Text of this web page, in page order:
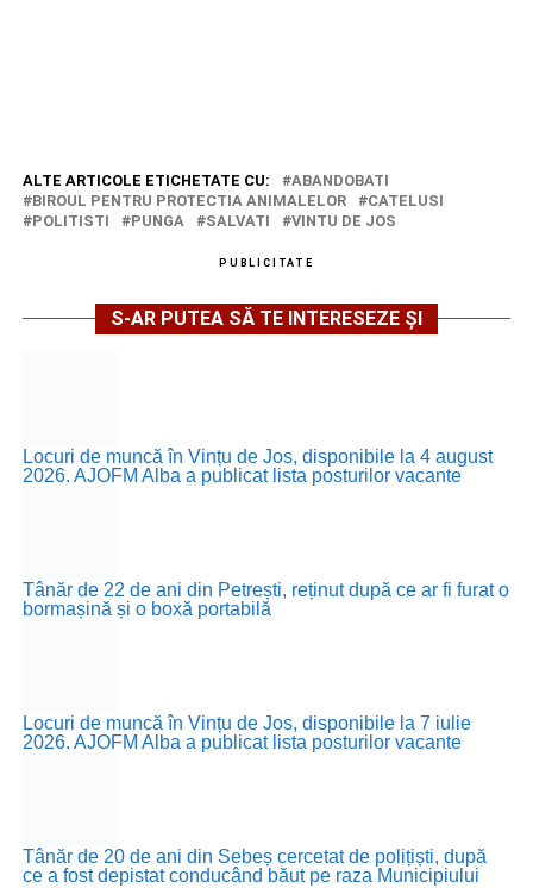
ALTE ARTICOLE ETICHETATE CU:
ABANDOBATI
BIROUL PENTRU PROTECTIA ANIMALELOR
CATELUSI
POLITISTI
PUNGA SALVATI VINTU DE JOS
PUBLICITATE
S-AR PUTEA SĂ TE INTERESEZE ȘI
Locuri de muncă în Vințu de Jos, disponibile la 4 august
2026. AJOFM Alba a publicat lista posturilor vacante
Tânăr de 22 de ani din Petrești, reținut după ce ar fi furat o
bormașină și o boxă portabilă
Locuri de muncă în Vințu de Jos, disponibile la 7 iulie
2026. AJOFM Alba a publicat lista posturilor vacante
Tânăr de 20 de ani din Sebeș cercetat de polițiști, după
ce a fost depistat conducând băut pe raza Municipiului